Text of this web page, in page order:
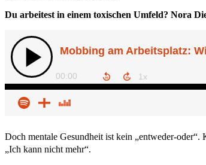
Du arbeitest in einem toxischen Umfeld? Nora
Doch mentale Gesundheit ist kein „entweder-
„Ich kann nicht mehr“.